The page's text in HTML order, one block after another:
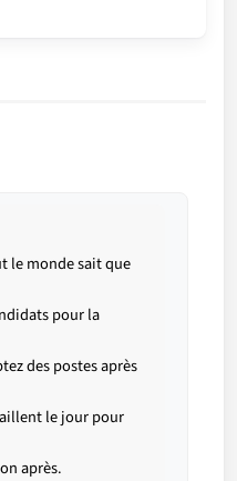
le monde sait que
pour la
des postes après
le jour pour
après.